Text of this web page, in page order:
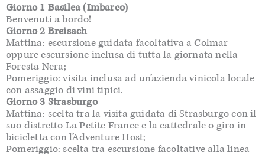
Giorno 1 Basilea (Imbarco)
Benvenuti a bordo!
Giorno 2 Breisach
Mattina: escursione guidata facoltativa a Colmar
oppure escursione inclusa di tutta la giornata nella
Foresta Nera;
Pomeriggio: visita inclusa ad un’azienda vinicola locale
con assaggio di vini tipici.
Giorno 3 Strasburgo
Mattina: scelta tra la visita guidata di Strasburgo con il
suo distretto La Petite France e la cattedrale o giro in
bicicletta con l’Adventure Host;
Pomeriggio: scelta tra escursione facoltative alla linea